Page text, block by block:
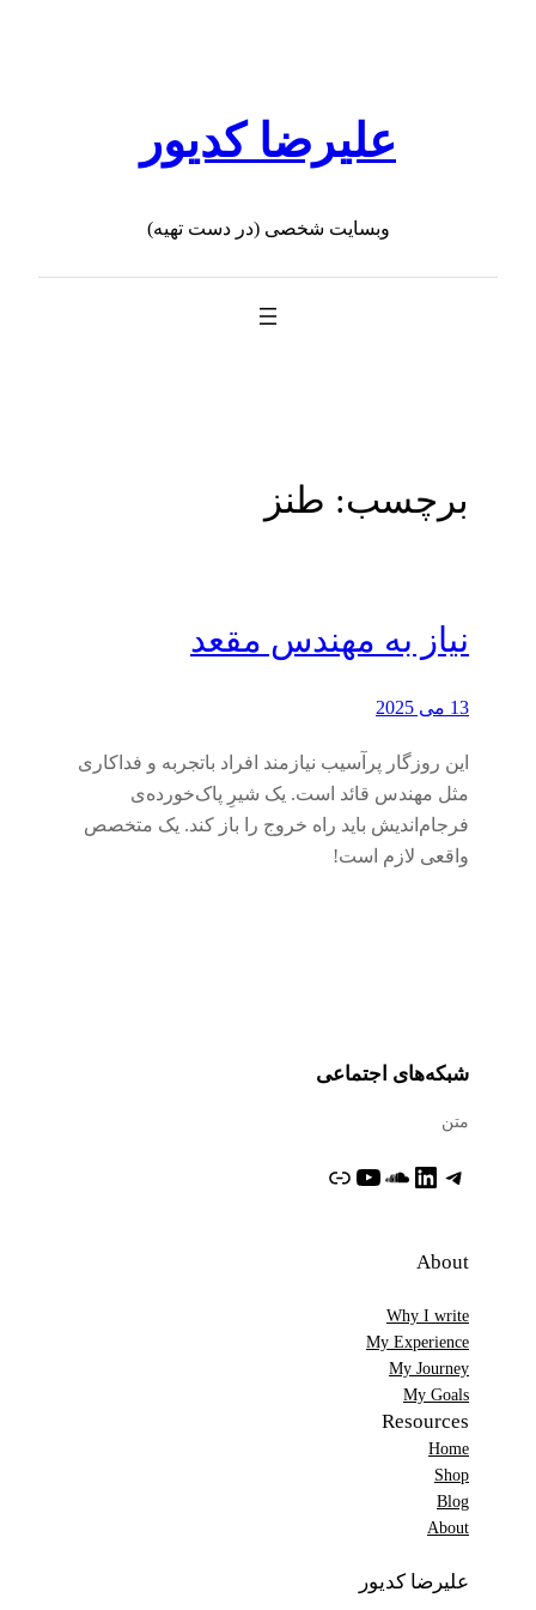
علیرضا کدیور
وبسایت شخصی (در دست تهیه)
برچسب: طنز
نیاز به مهندس مقعد
13 می 2025
این روزگار پرآسیب نیازمند افراد باتجربه و فداکاری
مثل مهندس قائد است‌. یک شیرِ پاک‌خورده‌ی
فرجام‌اندیش باید راه خروج را باز کند. یک متخصص
واقعی لازم است!
شبکه‌های اجتماعی
متن
تلگرام لینکداین ساوندکلاود یوتیوبپیوند
About
Why I write
My Experience
My Journey
My Goals
Resources
Home
Shop
Blog
About
علیرضا کدیور